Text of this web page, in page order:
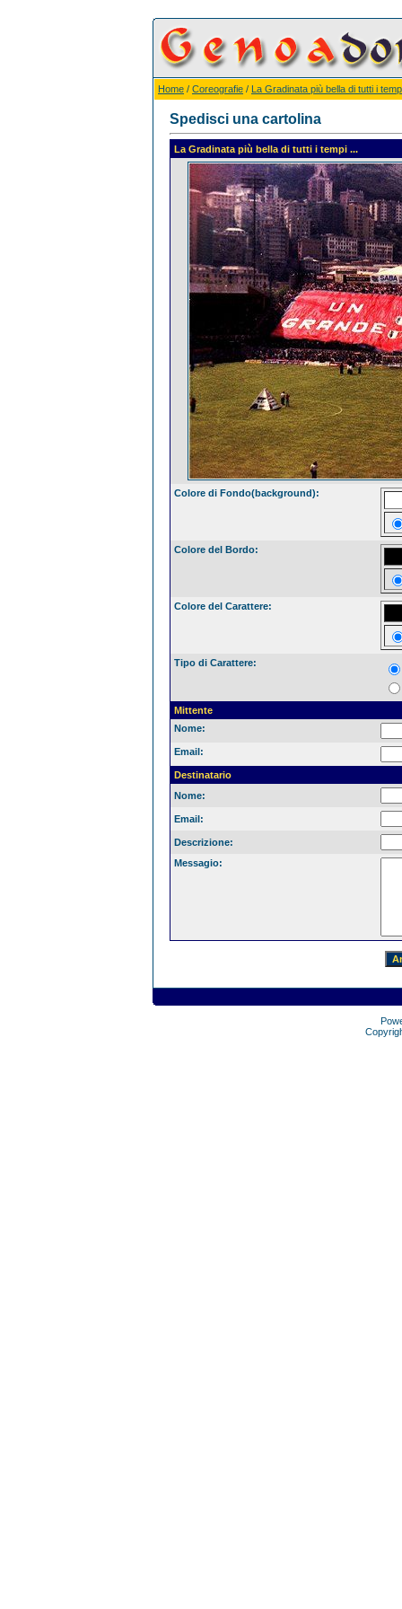
Home / Coreografie / La Gradinata più bella di tutti i
Spedisci una cartolina
La Gradinata più bella di tutti i tempi ...
Colore di Fondo(background):
Colore del Bordo:
Colore del Carattere:
Tipo di Carattere:
Mittente
Nome:
Email:
Destinatario
Nome:
Email:
Descrizione:
Messagio: